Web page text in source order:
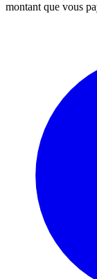
montant que vous